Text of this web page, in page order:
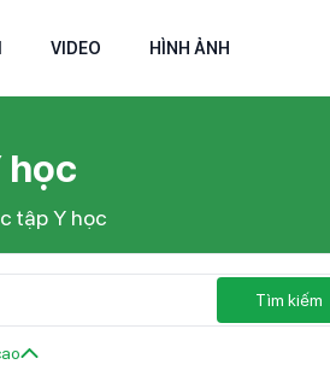
VIDEO HÌNH ẢNH
học
tập Y học
Tìm kiếm